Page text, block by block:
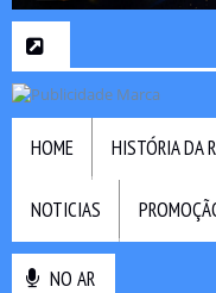
HOME HISTÓRIA DA
NOTICIAS
NO AR